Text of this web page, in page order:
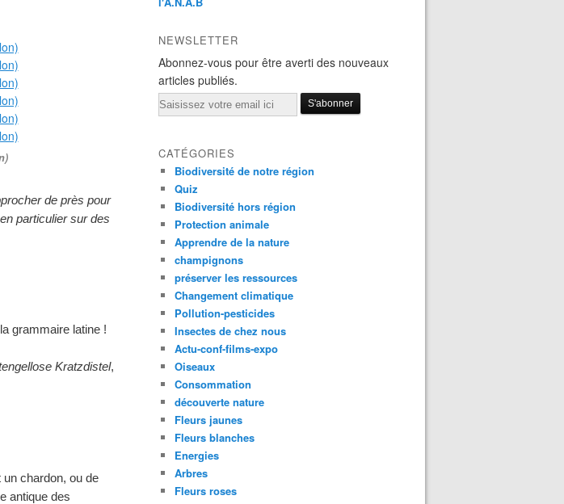
de près pour
particulier sur des
grammaire latine !
Kratzdistel,
un chardon, ou de
antique des
NEWSLETTER
Abonnez-vous pour être averti des nouveaux
articles publiés.
Email
CATÉGORIES
Biodiversité de notre région
Quiz
Biodiversité hors région
Protection animale
Apprendre de la nature
champignons
préserver les ressources
Changement climatique
Pollution-pesticides
Insectes de chez nous
Actu-conf-films-expo
Oiseaux
Consommation
découverte nature
Fleurs jaunes
Fleurs blanches
Energies
Arbres
Fleurs roses